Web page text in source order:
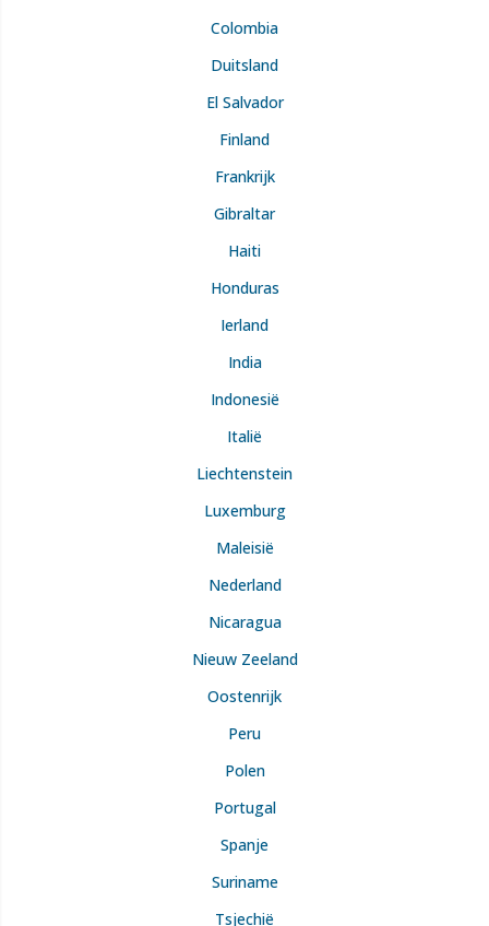
Colombia
Duitsland
El Salvador
Finland
Frankrijk
Gibraltar
Haiti
Honduras
Ierland
India
Indonesië
Italië
Liechtenstein
Luxemburg
Maleisië
Nederland
Nicaragua
Nieuw Zeeland
Oostenrijk
Peru
Polen
Portugal
Spanje
Suriname
Tsjechië